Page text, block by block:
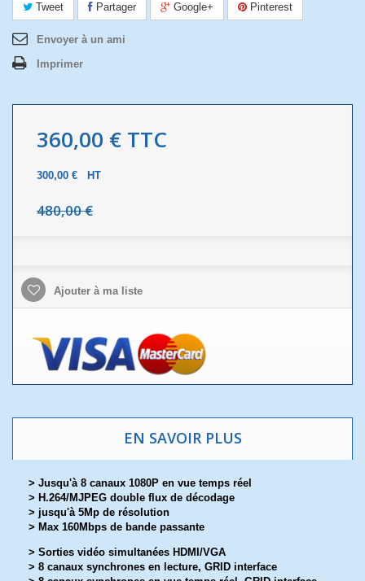
Tweet
Partager Google+ Pinterest
Envoyer à un ami
Imprimer
360,00 € TTC
300,00 € HT
480,00 €
Ajouter à ma liste
EN SAVOIR PLUS
> Jusqu'à 8 canaux 1080P en vue temps réel
> H.264/MJPEG double flux de décodage
> jusqu'à 5Mp de résolution
> Max 160Mbps de bande passante
> Sorties vidéo simultanées HDMI/VGA
> 8 canaux synchrones en lecture, GRID interface